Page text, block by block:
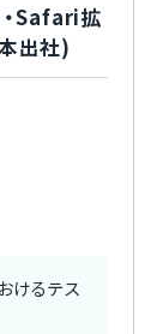
Safari拡
出社)
けるテス